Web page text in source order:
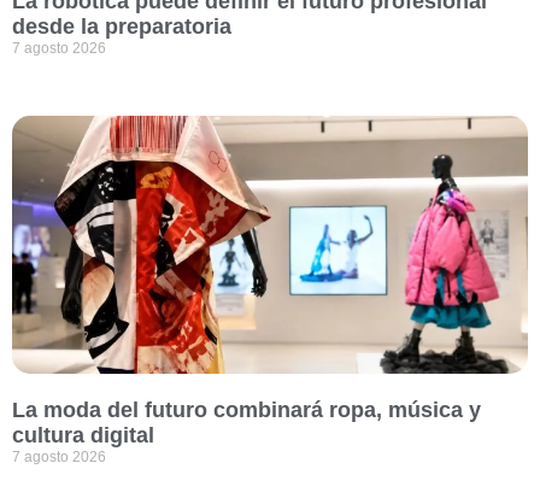
desde la preparatoria
7 agosto 2026
La moda del futuro combinará ropa, música y
cultura digital
7 agosto 2026